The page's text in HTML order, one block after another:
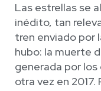
Las estrellas se
inédito, tan
tren enviado por
hubo: la muerte
generada por los
otra vez en